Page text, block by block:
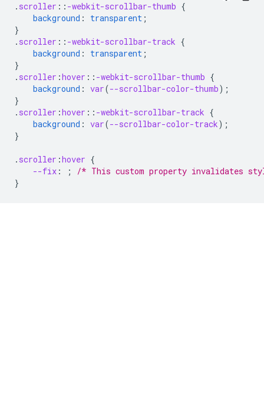
. scroller :: -webkit-scrollbar-thumb {
background : transparent ;
}
. scroller :: -webkit-scrollbar-track {
background : transparent ;
}
. scroller :hover :: -webkit-scrollbar-thumb {
background : var(--scrollbar-color-thumb);
}
. scroller :hover :: -webkit-scrollbar-track {
background : var(--scrollbar-color-track);
}
. scroller :hover {
--fix : ;
/* This custom property invalidates
}